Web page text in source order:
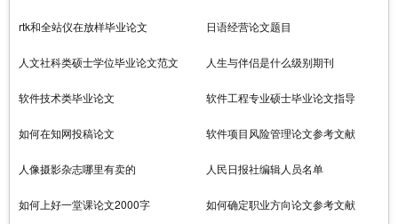
rtk和全站仪在放样毕业论文 日语经营论文题目
人文社科类硕士学位毕业论文范文 人生与伴侣是什么级别期刊
软件技术类毕业论文 软件工程专业硕士毕业论文指导
如何在知网投稿论文 软件项目风险管理论文参考文献
人像摄影杂志哪里有卖的 人民日报社编辑人员名单
如何上好一堂课论文2000字 如何确定职业方向论文参考文献